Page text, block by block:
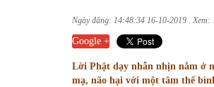
Ngày đăng: 14:48:34 16-10-2019 . Xem:
Google +
Lời Phật dạy nhẫn nhịn nằm ở
mạ, não hại với một tâm thế